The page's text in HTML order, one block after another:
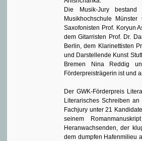
Die Musik-Jury
Musikhochschule
Saxofonisten Prof. Koryun
dem Gitarristen Prof. Dr.
Berlin, dem Klarinettisten
und Darstellende Kunst
Bremen Nina Reddig
Förderpreisträgerin ist und
Der GWK-Förderpreis
Literarisches Schreiben
Fachjury unter 21
seinem
Heranwachsenden, der
dem dumpfen Hafenmilieu